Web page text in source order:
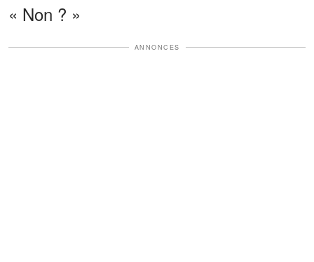
« Non ? »
ANNONCES